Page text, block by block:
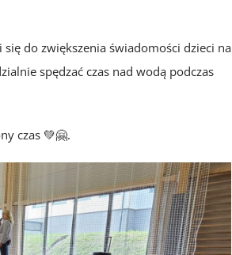
do zwiększenia świadomości dzieci na
spędzać czas nad wodą podczas
czas 💚🤗.